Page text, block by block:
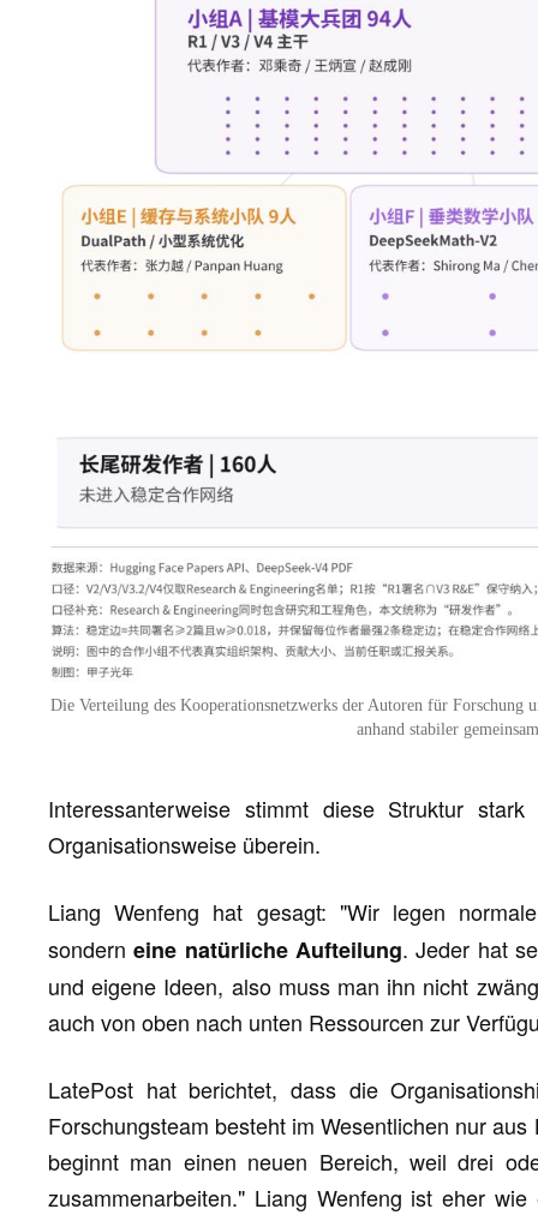
Die Verteilung des Kooperationsnetzwerks der Autoren für
anhand stabiler
Interessanterweise stimmt diese Struktur
Organisationsweise überein.
Liang Wenfeng hat gesagt: "Wir legen
sonderneine natürliche Aufteilung. Jeder hat
und eigene Ideen, also muss man ihn nicht
auch von oben nach unten Ressourcen zur
LatePost hat berichtet, dass die
Forschungsteam besteht im Wesentlichen nur
beginnt man einen neuen Bereich, weil drei
zusammenarbeiten." Liang Wenfeng ist eher